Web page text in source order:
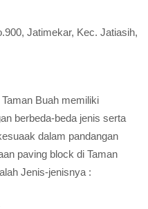
Jatimekar, Kec. Jatiasih,
Buah memiliki
berbeda-beda jenis serta
dalam pandangan
paving block di Taman
Jenis-jenisnya :